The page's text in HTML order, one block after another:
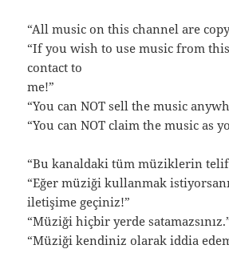
“All music on this channel are
“If you wish to use music from
contact to
me!”
“You can NOT sell the music
“You can NOT claim the music as
“Bu kanaldaki tüm müziklerin telif
“Eğer müziği kullanmak
iletişime geçiniz!”
“Müziği hiçbir yerde
“Müziği kendiniz olarak iddia